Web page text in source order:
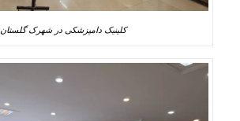
کلینیک دامپزشکی در شهرک گلستان